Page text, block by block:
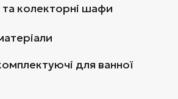
колекторні шафи
для ванної